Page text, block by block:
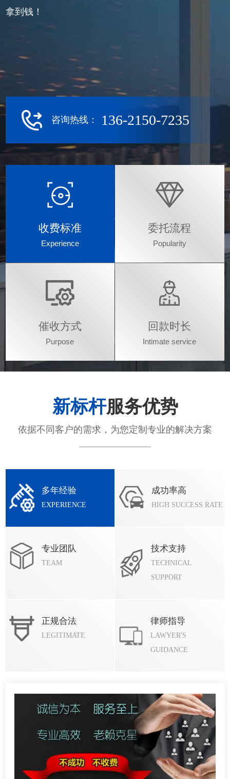
拿到钱！
咨询热线： 136-2150-7235
收费标准
Experience
委托流程
Popularity
催收方式
Purpose
回款时长
Intimate service
新标杆服务优势
依据不同客户的需求，为您定制专业的解决方案
多年经验
EXPERIENCE
成功率高
HIGH SUCCESS RATE
专业团队
TEAM
技术支持
TECHNICAL
SUPPORT
正规合法
LEGITIMATE
律师指导
LAWYER'S
GUIDANCE